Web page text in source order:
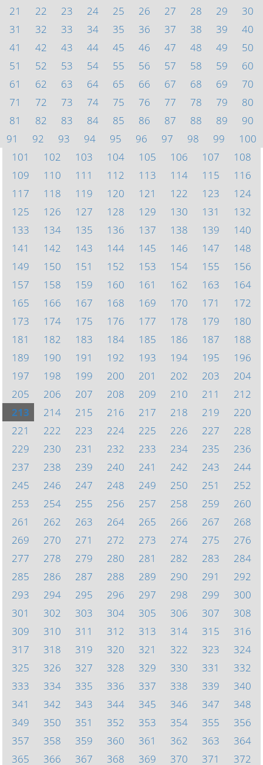
21
22 23 24 25 26 27 28 29
30
31
32 33 34 35 36 37 38 39
40
41
42 43 44 45 46 47 48 49
50
51
52 53 54 55 56 57 58 59
60
61
62 63 64 65 66 67 68 69
70
71
72 73 74 75 76 77 78 79
80
81
82 83 84 85 86 87 88 89
90
91
92 93 94 95 96 97 98 99
100
101
102 103 104 105 106 107
108
109
110 111 112 113 114 115
116
117
118 119 120 121 122 123
124
125
126 127 128 129 130 131
132
133
134 135 136 137 138 139
140
141
142 143 144 145 146 147
148
149
150 151 152 153 154 155
156
157
158 159 160 161 162 163
164
165
166 167 168 169 170 171
172
173
174 175 176 177 178 179
180
181
182 183 184 185 186 187
188
189
190 191 192 193 194 195
196
197
198 199 200 201 202 203
204
205
206 207 208 209 210 211
212
213
214 215 216 217 218 219
220
221
222 223 224 225 226 227
228
229
230 231 232 233 234 235
236
237
238 239 240 241 242 243
244
245
246 247 248 249 250 251
252
253
254 255 256 257 258 259
260
261
262 263 264 265 266 267
268
269
270 271 272 273 274 275
276
277
278 279 280 281 282 283
284
285
286 287 288 289 290 291
292
293
294 295 296 297 298 299
300
301
302 303 304 305 306 307
308
309
310 311 312 313 314 315
316
317
318 319 320 321 322 323
324
325
326 327 328 329 330 331
332
333
334 335 336 337 338 339
340
341
342 343 344 345 346 347
348
349
350 351 352 353 354 355
356
357
358 359 360 361 362 363
364
365
366 367 368 369 370 371 372